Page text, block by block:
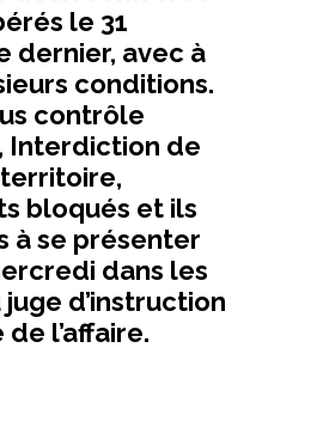
le 31
dernier, avec à
conditions.
contrôle
Interdiction de
bloqués et ils
à se présenter
dans les
d’instruction
l’affaire.